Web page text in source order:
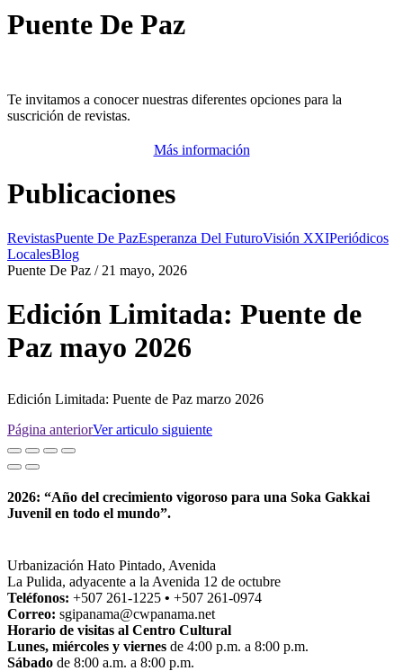
Puente De Paz
Te invitamos a conocer nuestras diferentes opciones para la
suscrición de revistas.
Más información
Publicaciones
RevistasPuente De PazEsperanza Del FuturoVisión XXIPeriódicos
LocalesBlog
Puente De Paz / 21 mayo, 2026
Edición Limitada: Puente de
Paz mayo 2026
Edición Limitada: Puente de Paz marzo 2026
Página anteriorVer articulo siguiente
2026: “Año del crecimiento vigoroso para una Soka Gakkai
Juvenil en todo el mundo”.
Urbanización Hato Pintado, Avenida
La Pulida, adyacente a la Avenida 12 de octubre
Teléfonos: +507 261-1225 • +507 261-0974
Correo: sgipanama@cwpanama.net
Horario de visitas al Centro Cultural
Lunes, miércoles y viernes de 4:00 p.m. a 8:00 p.m.
Sábado de 8:00 a.m. a 8:00 p.m.